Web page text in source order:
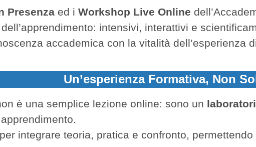
Presenza ed i Workshop Live Online
intensivi, interattivi e
accademica con la vitalità dell’esperienza
Un’esperienza Formativa, Non
è una semplice lezione online: sono un
integrare teoria, pratica e confronto,